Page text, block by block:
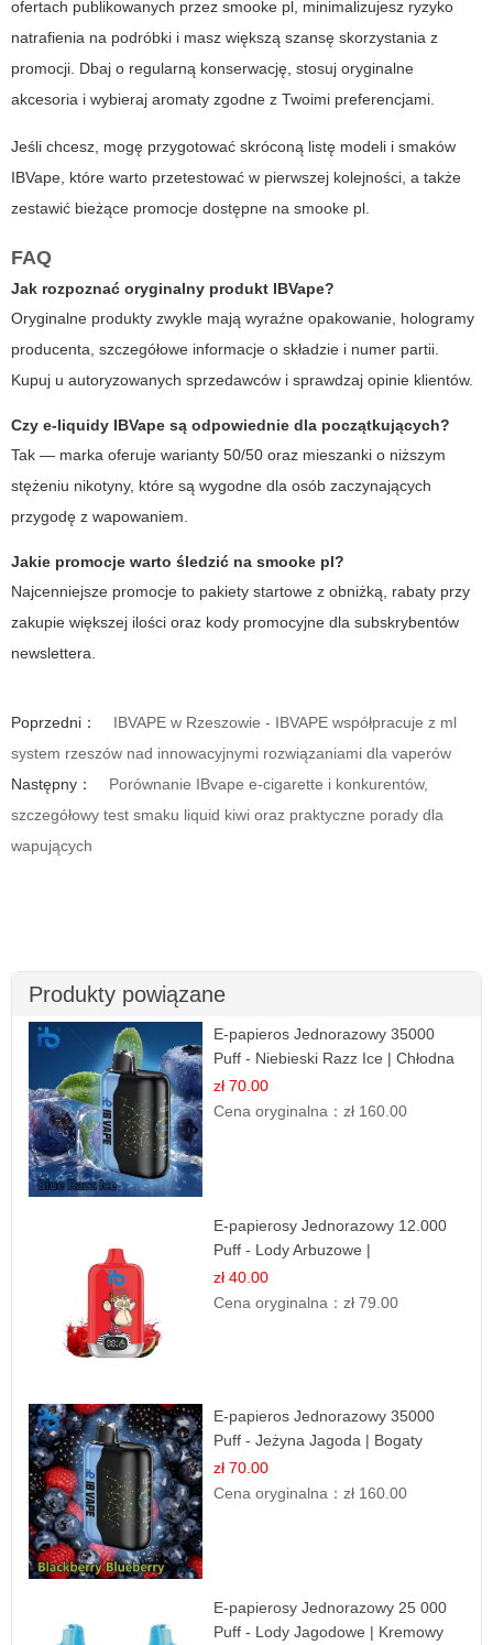
ofertach publikowanych przez smooke pl, minimalizujesz ryzyko
natrafienia na podróbki i masz większą szansę skorzystania z
promocji. Dbaj o regularną konserwację, stosuj oryginalne
akcesoria i wybieraj aromaty zgodne z Twoimi preferencjami.
Jeśli chcesz, mogę przygotować skróconą listę modeli i smaków
IBVape, które warto przetestować w pierwszej kolejności, a także
zestawić bieżące promocje dostępne na smooke pl.
FAQ
Jak rozpoznać oryginalny produkt IBVape?
Oryginalne produkty zwykle mają wyraźne opakowanie, hologramy
producenta, szczegółowe informacje o składzie i numer partii.
Kupuj u autoryzowanych sprzedawców i sprawdzaj opinie klientów.
Czy e-liquidy IBVape są odpowiednie dla początkujących?
Tak — marka oferuje warianty 50/50 oraz mieszanki o niższym
stężeniu nikotyny, które są wygodne dla osób zaczynających
przygodę z wapowaniem.
Jakie promocje warto śledzić na smooke pl?
Najcenniejsze promocje to pakiety startowe z obniżką, rabaty przy
zakupie większej ilości oraz kody promocyjne dla subskrybentów
newslettera.
Poprzedni：
IBVAPE w Rzeszowie - IBVAPE współpracuje z ml
system rzeszów nad innowacyjnymi rozwiązaniami dla vaperów
Następny：
Porównanie IBvape e-cigarette i konkurentów,
szczegółowy test smaku liquid kiwi oraz praktyczne porady dla
wapujących
Produkty powiązane
E-papieros Jednorazowy 35000
Puff - Niebieski Razz Ice | Chłodna
Malina
zł 70.00
Cena oryginalna：zł 160.00
E-papierosy Jednorazowy 12.000
Puff - Lody Arbuzowe |
Orzeźwiający Smak
zł 40.00
Cena oryginalna：zł 79.00
E-papieros Jednorazowy 35000
Puff - Jeżyna Jagoda | Bogaty
Smak Leśnych Owoców
zł 70.00
Cena oryginalna：zł 160.00
E-papierosy Jednorazowy 25 000
Puff - Lody Jagodowe | Kremowy